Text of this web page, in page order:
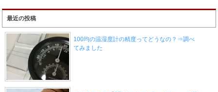
最近の投稿
100均の温湿度計の精度ってどうなの？⇒調べ
てみました